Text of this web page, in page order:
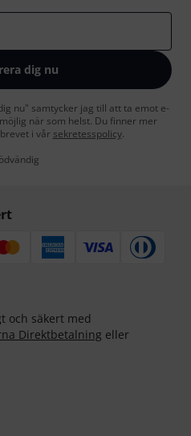
dig nu
nu" samtycker jag till att ta emot e-
när som helst. Du finner mer
i vår sekretesspolicy.
och säkert med
Direktbetalning eller